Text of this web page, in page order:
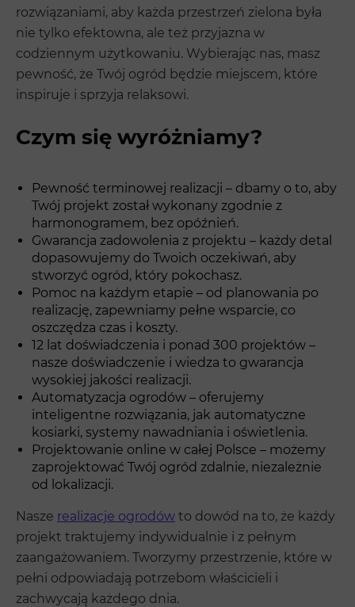
rozwiązaniami, aby każda przestrzeń zielona była
nie tylko efektowna, ale też przyjazna w
codziennym użytkowaniu. Wybierając nas, masz
pewność, że Twój ogród będzie miejscem, które
inspiruje i sprzyja relaksowi.
Czym się wyróżniamy?
Pewność terminowej realizacji – dbamy o to, aby
Twój projekt został wykonany zgodnie z
harmonogramem, bez opóźnień.
Gwarancja zadowolenia z projektu – każdy detal
dopasowujemy do Twoich oczekiwań, aby
stworzyć ogród, który pokochasz.
Pomoc na każdym etapie – od planowania po
realizację, zapewniamy pełne wsparcie, co
oszczędza czas i koszty.
12 lat doświadczenia i ponad 300 projektów –
nasze doświadczenie i wiedza to gwarancja
wysokiej jakości realizacji.
Automatyzacja ogrodów – oferujemy
inteligentne rozwiązania, jak automatyczne
kosiarki, systemy nawadniania i oświetlenia.
Projektowanie online w całej Polsce – możemy
zaprojektować Twój ogród zdalnie, niezależnie
od lokalizacji.
Nasze realizacje ogrodów to dowód na to, że każdy
projekt traktujemy indywidualnie i z pełnym
zaangażowaniem. Tworzymy przestrzenie, które w
pełni odpowiadają potrzebom właścicieli i
zachwycają każdego dnia.